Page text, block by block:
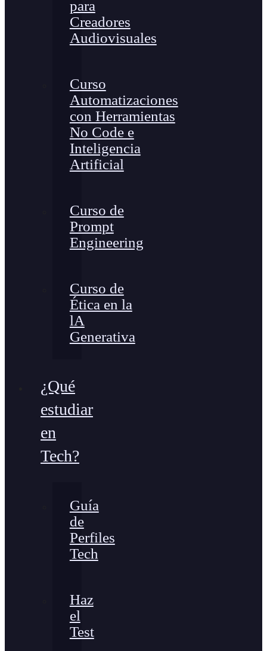
para
Creadores
Audiovisuales
Curso
Automatizaciones
con Herramientas
No Code e
Inteligencia
Artificial
Curso de
Prompt
Engineering
Curso de
Ética en la
lA
Generativa
¿Qué
estudiar
en
Tech?
Guía
de
Perfiles
Tech
Haz
el
Test